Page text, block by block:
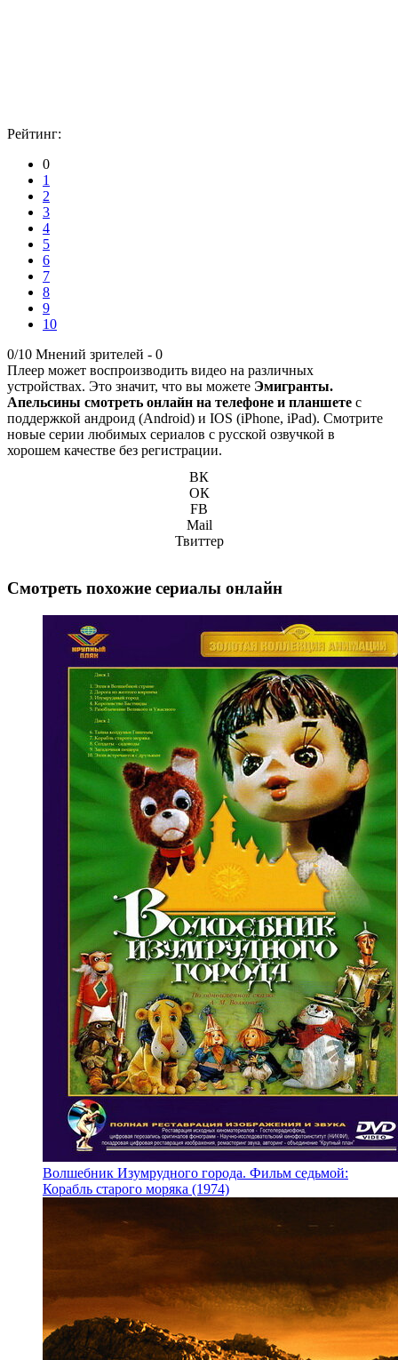
Рейтинг:
0
1
2
3
4
5
6
7
8
9
10
0/10 Мнений зрителей - 0
Плеер может воспроизводить видео на различных
устройствах. Это значит, что вы можете Эмигранты.
Апельсины смотреть онлайн на телефоне и планшете с
поддержкой андроид (Android) и IOS (iPhone, iPad). Смотрите
новые серии любимых сериалов с русской озвучкой в
хорошем качестве без регистрации.
ВК
ОК
FB
Mail
Твиттер
Смотреть похожие сериалы онлайн
Волшебник Изумрудного города. Фильм седьмой:
Корабль старого моряка (1974)